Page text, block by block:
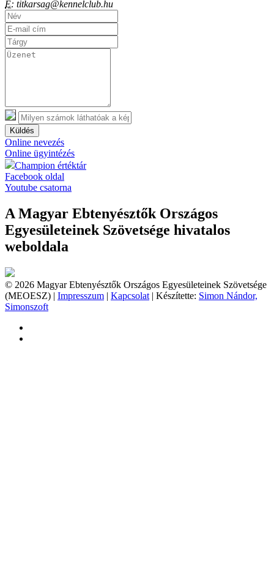
E: titkarsag@kennelclub.hu
Küldés
Online nevezés
Online ügyintézés
Champion értéktár
Facebook oldal
Youtube csatorna
A Magyar Ebtenyésztők Országos
Egyesületeinek Szövetsége hivatalos
weboldala
© 2026 Magyar Ebtenyésztők Országos Egyesületeinek Szövetsége
(MEOESZ) | Impresszum | Kapcsolat | Készítette: Simon Nándor,
Simonszoft